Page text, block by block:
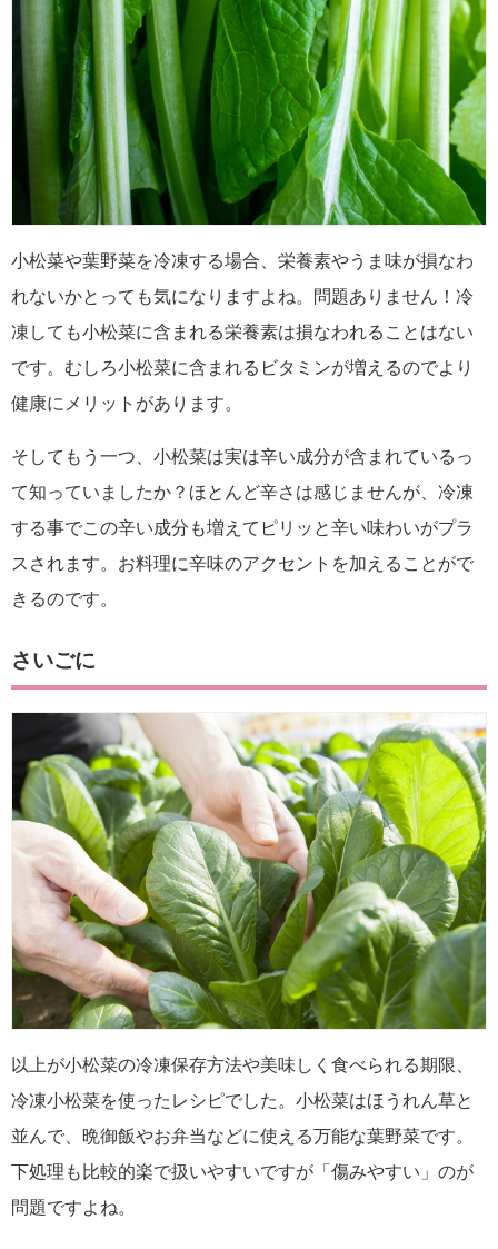
小松菜や葉野菜を冷凍する場合、栄養素やうま味が損なわ
れないかとっても気になりますよね。問題ありません！冷
凍しても小松菜に含まれる栄養素は損なわれることはない
です。むしろ小松菜に含まれるビタミンが増えるのでより
健康にメリットがあります。
そしてもう一つ、小松菜は実は辛い成分が含まれているっ
て知っていましたか？ほとんど辛さは感じませんが、冷凍
する事でこの辛い成分も増えてピリッと辛い味わいがプラ
スされます。お料理に辛味のアクセントを加えることがで
きるのです。
さいごに
以上が小松菜の冷凍保存方法や美味しく食べられる期限、
冷凍小松菜を使ったレシピでした。小松菜はほうれん草と
並んで、晩御飯やお弁当などに使える万能な葉野菜です。
下処理も比較的楽で扱いやすいですが「傷みやすい」のが
問題ですよね。